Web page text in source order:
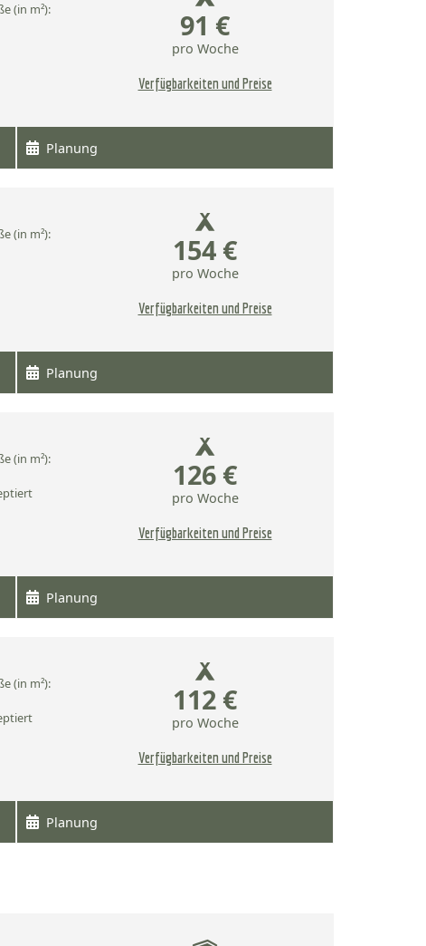
(in m²):
91 €
pro Woche
Verfügbarkeiten und Preise
Planung
(in m²):
154 €
pro Woche
Verfügbarkeiten und Preise
Planung
(in m²):
126 €
pro Woche
Verfügbarkeiten und Preise
Planung
(in m²):
112 €
pro Woche
Verfügbarkeiten und Preise
Planung